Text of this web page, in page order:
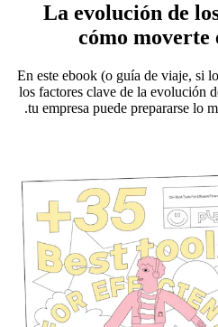
La evolución de
cómo moverte
En este ebook (o guía de viaje, si
los factores clave de la evolución
tu empresa puede prepararse lo